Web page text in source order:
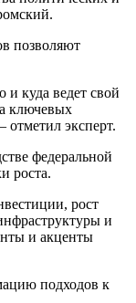
позволяют
куда ведет свой
ключевых
эксперт.
федеральной
роста.
рост
и
и акценты
подходов к